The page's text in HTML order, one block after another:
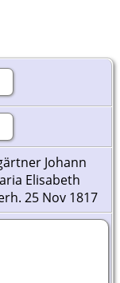
Johann
Elisabeth
25 Nov 1817